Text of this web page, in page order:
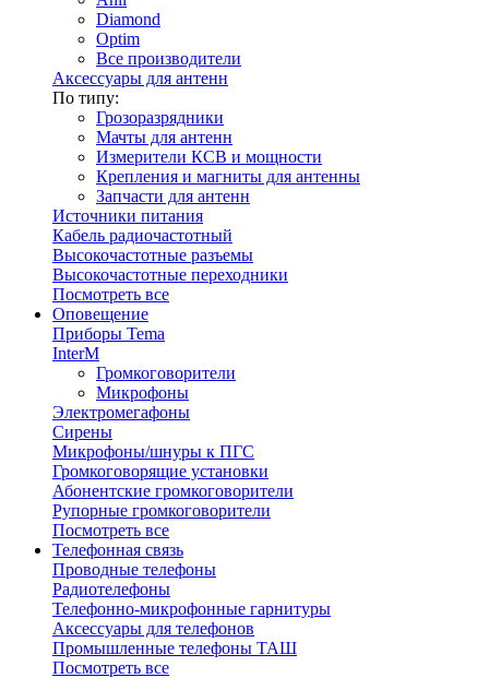
Diamond
Optim
Все производители
Аксессуары для антенн
По типу:
Грозоразрядники
Мачты для антенн
Измерители КСВ и мощности
Крепления и магниты для антенны
Запчасти для антенн
Источники питания
Кабель радиочастотный
Высокочастотные разъемы
Высокочастотные переходники
Посмотреть все
Оповещение
Приборы Tema
InterM
Громкоговорители
Микрофоны
Электромегафоны
Сирены
Микрофоны/шнуры к ПГС
Громкоговорящие установки
Абонентские громкоговорители
Рупорные громкоговорители
Посмотреть все
Телефонная связь
Проводные телефоны
Радиотелефоны
Телефонно-микрофонные гарнитуры
Аксессуары для телефонов
Промышленные телефоны ТАШ
Посмотреть все